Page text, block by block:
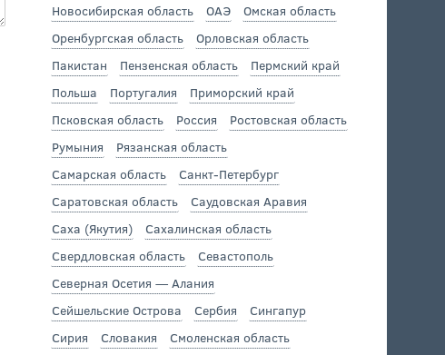
Новосибирская область
ОАЭ
Омская область
Оренбургская область
Орловская область
Пакистан
Пензенская область
Пермский край
Польша
Португалия
Приморский край
Псковская область
Россия
Ростовская область
Румыния
Рязанская область
Самарская область
Санкт-Петербург
Саратовская область
Саудовская Аравия
Саха (Якутия)
Сахалинская область
Свердловская область
Севастополь
Северная Осетия — Алания
Сейшельские Острова
Сербия
Сингапур
Сирия
Словакия
Смоленская область